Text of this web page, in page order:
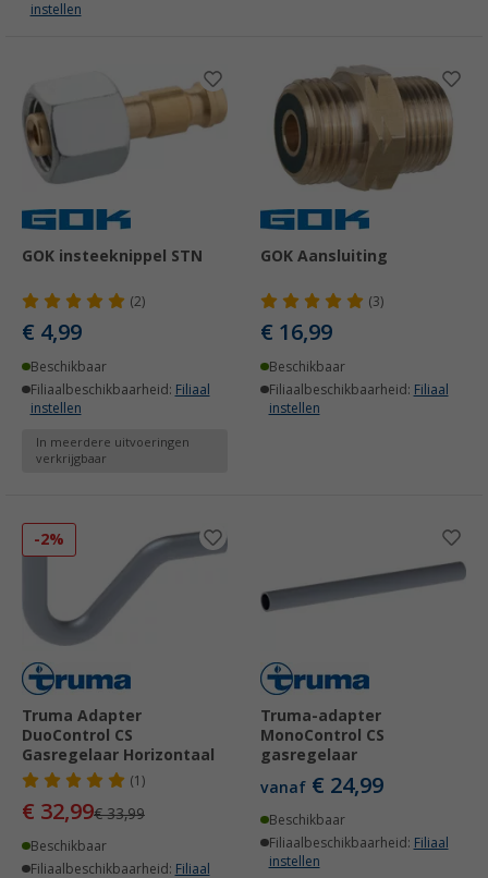
instellen
GOK insteeknippel STN
(2)
€ 4,99
Beschikbaar
Filiaalbeschikbaarheid: Filiaal
instellen
In meerdere uitvoeringen
verkrijgbaar
GOK Aansluiting
(3)
€ 16,99
Beschikbaar
Filiaalbeschikbaarheid: Filiaal
instellen
-2%
Truma Adapter
DuoControl CS
Gasregelaar Horizontaal
(1)
€ 32,99€ 33,99
Beschikbaar
Filiaalbeschikbaarheid: Filiaal
Truma-adapter
MonoControl CS
gasregelaar
vanaf € 24,99
Beschikbaar
Filiaalbeschikbaarheid: Filiaal
instellen